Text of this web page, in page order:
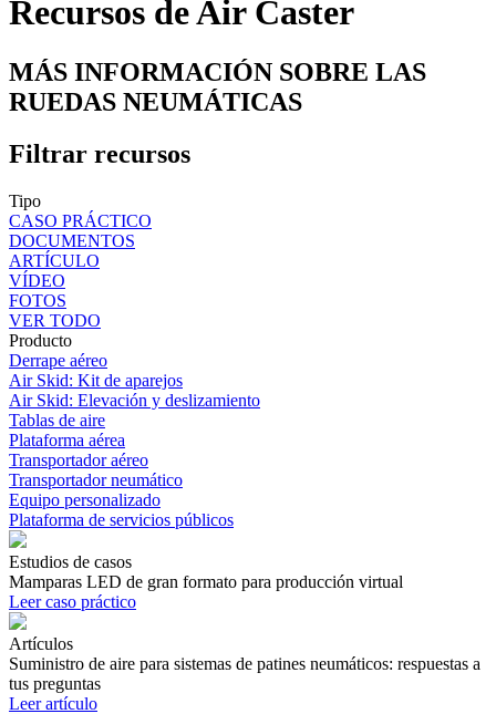
Recursos de Air Caster
MÁS INFORMACIÓN SOBRE LAS
RUEDAS NEUMÁTICAS
Filtrar recursos
Tipo
CASO PRÁCTICO
DOCUMENTOS
ARTÍCULO
VÍDEO
FOTOS
VER TODO
Producto
Derrape aéreo
Air Skid: Kit de aparejos
Air Skid: Elevación y deslizamiento
Tablas de aire
Plataforma aérea
Transportador aéreo
Transportador neumático
Equipo personalizado
Plataforma de servicios públicos
Estudios de casos
Mamparas LED de gran formato para producción virtual
Leer caso práctico
Artículos
Suministro de aire para sistemas de patines neumáticos: respuestas a
tus preguntas
Leer artículo